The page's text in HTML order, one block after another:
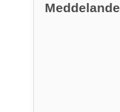
Meddelande